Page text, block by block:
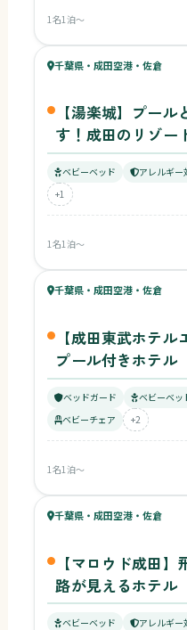
1名1泊〜
63ベビー
69キッズ
千葉県・成田空港・佐倉
【湯楽城】プー
す！成田のリゾー
ベビーベッド アレルギー
+1
1名1泊〜
63ベビー
69キッズ
千葉県・成田空港・佐倉
【成田東武ホテ
プール付きホテル
ベッドガード ベビーベッ
ベビーチェア
+2
1名1泊〜
54ベビー
55キッズ
千葉県・成田空港・佐倉
【マロウド成田
路が見えるホテル
ベビーベッド アレルギー